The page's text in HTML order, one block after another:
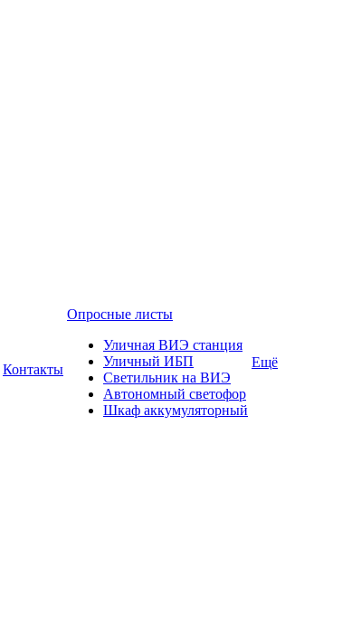
Контакты
Опросные листы
Уличная ВИЭ станция
Уличный ИБП
Светильник на ВИЭ
Автономный светофор
Шкаф аккумуляторный
Ещё